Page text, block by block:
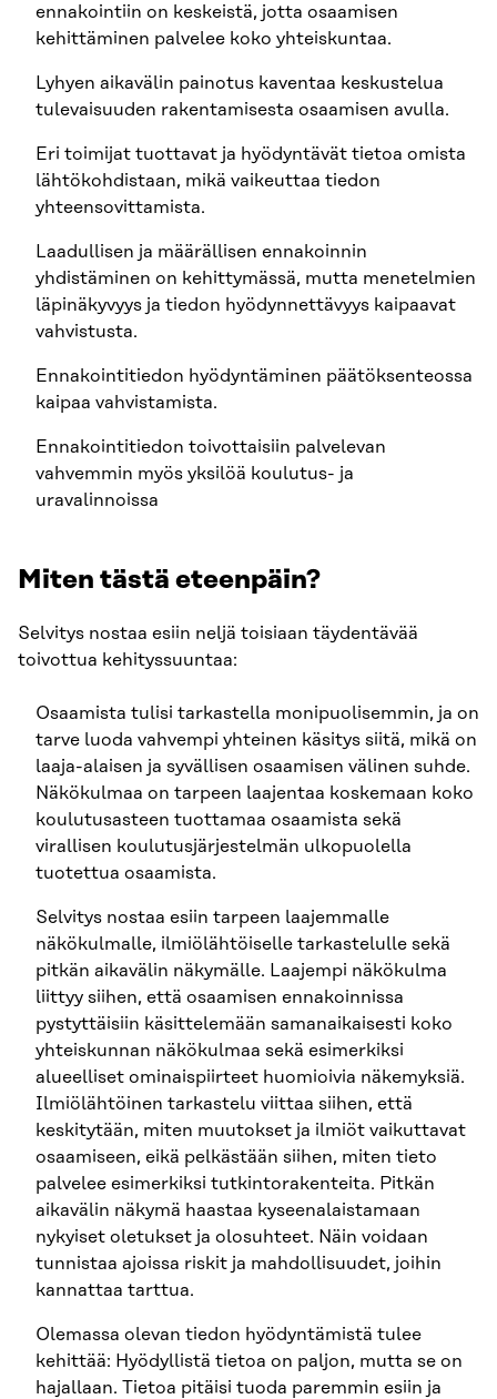
ennakointiin on keskeistä, jotta osaamisen
kehittäminen palvelee koko yhteiskuntaa.
Lyhyen aikavälin painotus kaventaa keskustelua
tulevaisuuden rakentamisesta osaamisen avulla.
Eri toimijat tuottavat ja hyödyntävät tietoa omista
lähtökohdistaan, mikä vaikeuttaa tiedon
yhteensovittamista.
Laadullisen ja määrällisen ennakoinnin
yhdistäminen on kehittymässä, mutta menetelmien
läpinäkyvyys ja tiedon hyödynnettävyys kaipaavat
vahvistusta.
Ennakointitiedon hyödyntäminen päätöksenteossa
kaipaa vahvistamista.
Ennakointitiedon toivottaisiin palvelevan
vahvemmin myös yksilöä koulutus- ja
uravalinnoissa
Miten tästä eteenpäin?
Selvitys nostaa esiin neljä toisiaan täydentävää
toivottua kehityssuuntaa:
Osaamista tulisi tarkastella monipuolisemmin, ja on
tarve luoda vahvempi yhteinen käsitys siitä, mikä on
laaja-alaisen ja syvällisen osaamisen välinen suhde.
Näkökulmaa on tarpeen laajentaa koskemaan koko
koulutusasteen tuottamaa osaamista sekä
virallisen koulutusjärjestelmän ulkopuolella
tuotettua osaamista.
Selvitys nostaa esiin tarpeen laajemmalle
näkökulmalle, ilmiölähtöiselle tarkastelulle sekä
pitkän aikavälin näkymälle. Laajempi näkökulma
liittyy siihen, että osaamisen ennakoinnissa
pystyttäisiin käsittelemään samanaikaisesti koko
yhteiskunnan näkökulmaa sekä esimerkiksi
alueelliset ominaispiirteet huomioivia näkemyksiä.
Ilmiölähtöinen tarkastelu viittaa siihen, että
keskitytään, miten muutokset ja ilmiöt vaikuttavat
osaamiseen, eikä pelkästään siihen, miten tieto
palvelee esimerkiksi tutkintorakenteita. Pitkän
aikavälin näkymä haastaa kyseenalaistamaan
nykyiset oletukset ja olosuhteet. Näin voidaan
tunnistaa ajoissa riskit ja mahdollisuudet, joihin
kannattaa tarttua.
Olemassa olevan tiedon hyödyntämistä tulee
kehittää: Hyödyllistä tietoa on paljon, mutta se on
hajallaan. Tietoa pitäisi tuoda paremmin esiin ja